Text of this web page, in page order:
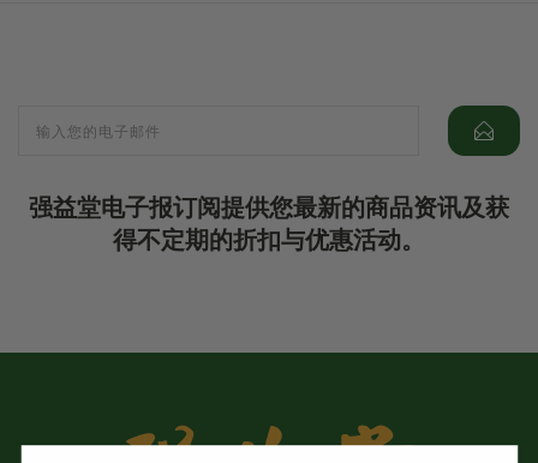
强益堂电子报订阅提供您最新的商品资讯及获
得不定期的折扣与优惠活动。